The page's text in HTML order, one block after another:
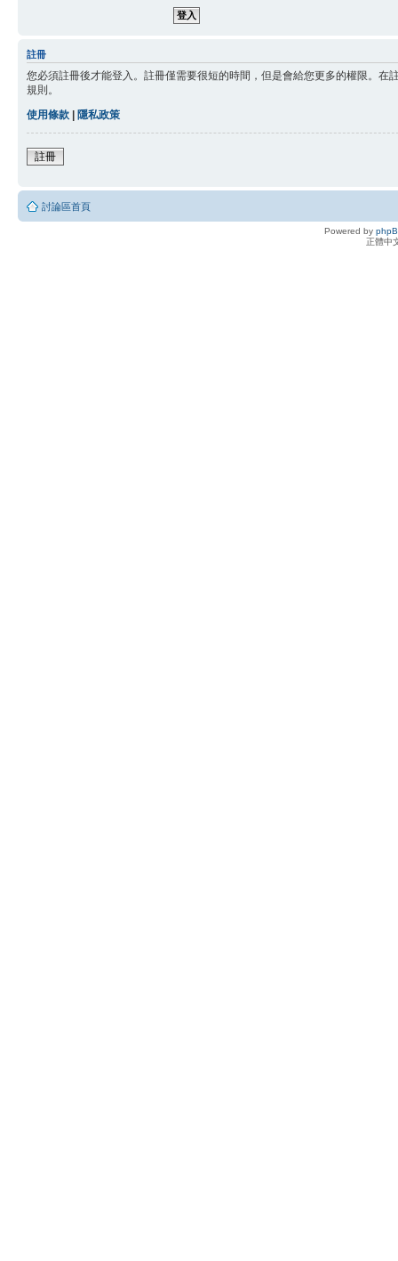
註冊
您必須註冊後才能登入。註冊僅需要很短的時間，但是會給您更多的權限。
規則。
使用條款 | 隱私政策
註冊
討論區首頁
Powered by
正體中